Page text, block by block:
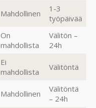
Mahdollinen
1-3
työpäivää
On
mahdollista
Välitön –
24h
Ei
mahdollista
Välitöntä
Mahdollinen
Välitöntä
– 24h